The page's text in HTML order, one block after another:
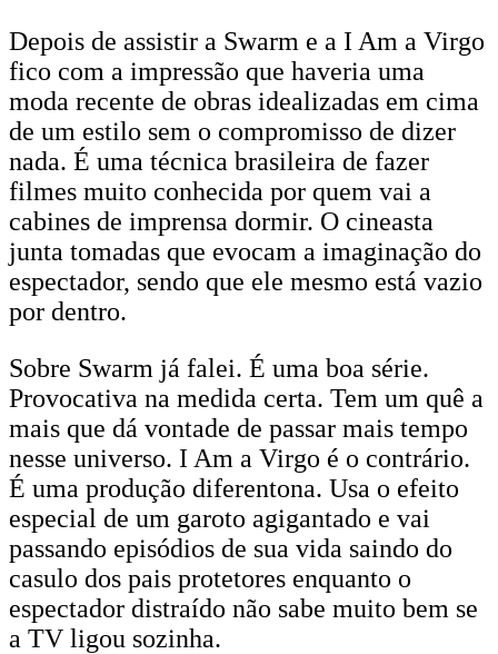
Depois de assistir a Swarm e a I Am a Virgo
fico com a impressão que haveria uma
moda recente de obras idealizadas em cima
de um estilo sem o compromisso de dizer
nada. É uma técnica brasileira de fazer
filmes muito conhecida por quem vai a
cabines de imprensa dormir. O cineasta
junta tomadas que evocam a imaginação do
espectador, sendo que ele mesmo está vazio
por dentro.
Sobre Swarm já falei. É uma boa série.
Provocativa na medida certa. Tem um quê a
mais que dá vontade de passar mais tempo
nesse universo. I Am a Virgo é o contrário.
É uma produção diferentona. Usa o efeito
especial de um garoto agigantado e vai
passando episódios de sua vida saindo do
casulo dos pais protetores enquanto o
espectador distraído não sabe muito bem se
a TV ligou sozinha.